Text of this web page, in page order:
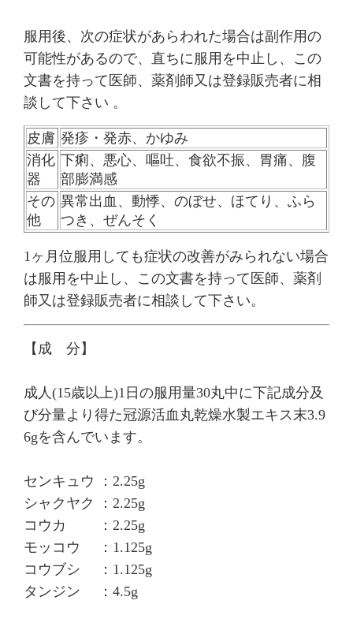
服用後、次の症状があらわれた場合は副作用の
可能性があるので、直ちに服用を中止し、この
文書を持って医師、薬剤師又は登録販売者に相
談して下さい 。
皮膚 発疹・発赤、かゆみ
消化
器
下痢、悪心、嘔吐、食欲不振、胃痛、腹
部膨満感
その
他
異常出血、動悸、のぼせ、ほてり、ふら
つき、ぜんそく
1ヶ月位服用しても症状の改善がみられない場合
は服用を中止し、この文書を持って医師、薬剤
師又は登録販売者に相談して下さい。
【成 分】
成人(15歳以上)1日の服用量30丸中に下記成分及
び分量より得た冠源活血丸乾燥水製エキス末3.9
6gを含んでいます。
センキュウ ：2.25g
シャクヤク ：2.25g
コウカ ：2.25g
モッコウ ：1.125g
コウブシ ：1.125g
タンジン ：4.5g